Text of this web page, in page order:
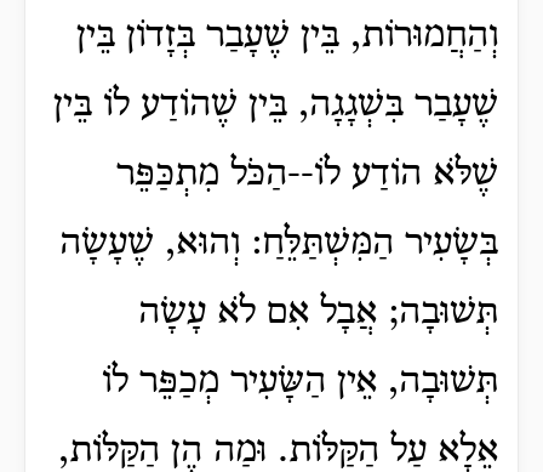
וְהַחֲמוּרוֹת, בֵּין שֶׁעָבַר בְּזָדוֹן בֵּין
שֶׁעָבַר בִּשְׁגָגָה, בֵּין שֶׁהוֹדַע לוֹ בֵּין
שֶׁלֹּא הוֹדַע לוֹ--הַכֹּל מִתְכַּפֵּר
בְּשָׂעִיר הַמִּשְׁתַּלֵּחַ: וְהוּא, שֶׁעָשָׂה
תְּשׁוּבָה; אֲבָל אִם לֹא עָשָׂה
תְּשׁוּבָה, אֵין הַשָּׂעִיר מְכַפֵּר לוֹ
אֵלָא עַל הַקַּלּוֹת. וּמַה הֶן הַקַּלּוֹת,